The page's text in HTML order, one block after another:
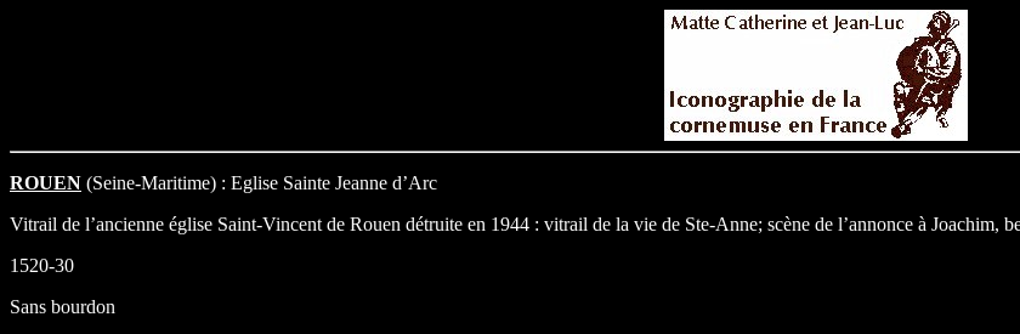
ROUEN (Seine-Maritime) : Eglise Sainte Jeanne d’Arc
Vitrail de l’ancienne église Saint-Vincent de Rouen détruite en 1944 : vitrail de la vie de Ste-Anne; scène de l’annonce à Joachim,
1520-30
Sans bourdon